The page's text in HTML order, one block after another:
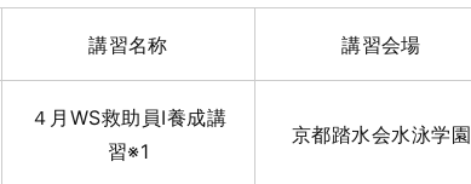
講習名称 講習会場
４月WS救助員Ⅰ養成講
習※1
京都踏水会水泳学園